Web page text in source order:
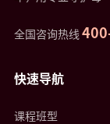
全国咨询热线
快速导航
课程班型